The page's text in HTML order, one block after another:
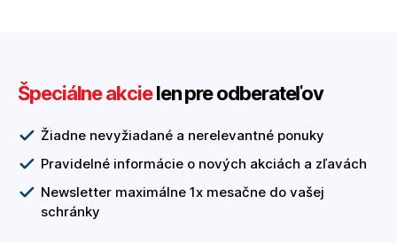
Špeciálne akcielen pre odberateľov
Žiadne nevyžiadané a nerelevantné ponuky
Pravidelné informácie o nových akciách a zľavách
Newsletter maximálne 1x mesačne do vašej
schránky